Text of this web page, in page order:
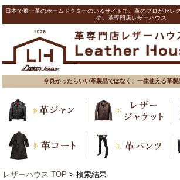
日本で唯一革のホームドクターのいるサイトで、革のプロがセレ
売。革専門店レザーハウス
今良かったらいい革製品ではなく、一生使える革製
レザーハウス TOP > 検索結果